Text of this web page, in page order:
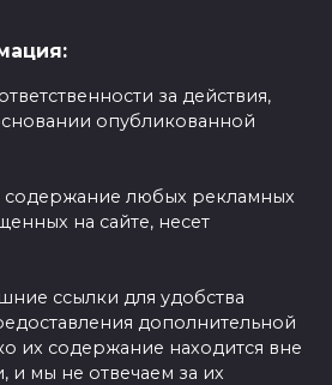
за действия,
опубликованной
содержание любых рекламных
на сайте, несет
ссылки для удобства
дополнительной
их содержание находится вне
и мы не отвечаем за их